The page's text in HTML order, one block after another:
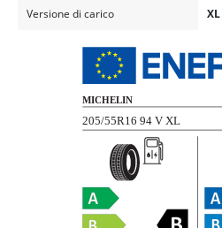
Versione di carico XL